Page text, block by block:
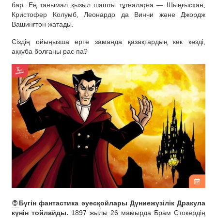
бар. Ең танымал қызыл шашты тұлғаларға — Шыңғысхан,
Кристофер Колумб, Леонардо да Винчи және Джордж
Вашингтон жатады.
Сіздің ойыңызша ерте заманда қазақтардың көк көзді,
аққұба болғаны рас па?
🧛Бүгін фантастика әуесқойлары Дүниежүзілік Дракула
күнін тойлайды. 1897 жылы 26 мамырда Брам Стокердің